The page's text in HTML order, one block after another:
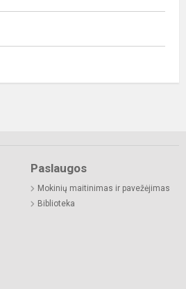
Paslaugos
Mokinių maitinimas ir pavežėjimas
Biblioteka